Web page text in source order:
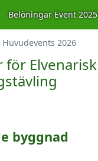
Belöningar Event 2025
Huvudevents 2026
för Elvenarisk
byggnad